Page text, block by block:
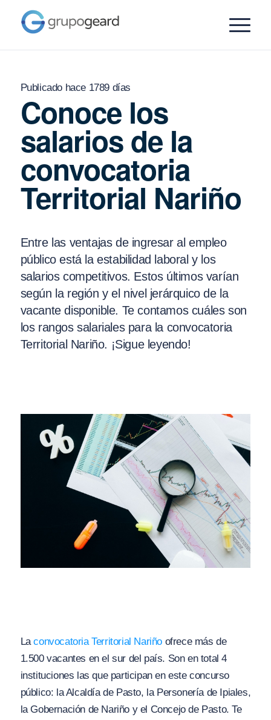
Publicado hace 1789 días
Conoce los
salarios de la
convocatoria
Territorial Nariño
Entre las ventajas de ingresar al empleo
público está la estabilidad laboral y los
salarios competitivos. Estos últimos varían
según la región y el nivel jerárquico de la
vacante disponible. Te contamos cuáles son
los rangos salariales para la convocatoria
Territorial Nariño. ¡Sigue leyendo!
Laconvocatoria Territorial Nariño ofrece más de
1.500 vacantes en el sur del país. Son en total 4
instituciones las que participan en este concurso
público: la Alcaldía de Pasto, la Personería de Ipiales,
la Gobernación de Nariño y el Concejo de Pasto. Te